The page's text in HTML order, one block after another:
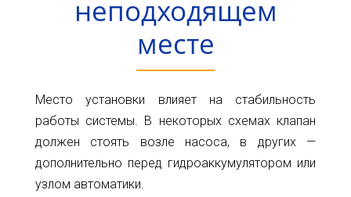
неподходящем
месте
Место установки влияет на стабильность
работы системы. В некоторых схемах клапан
должен стоять возле насоса, в других —
дополнительно перед гидроаккумулятором или
узлом автоматики.